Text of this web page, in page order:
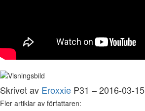
Skrivet av Eroxxie P31 – 2016-03-15
Fler artiklar av författaren: